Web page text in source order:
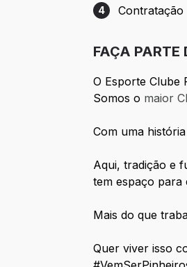
Etapa 4:
4 Contratação
FAÇA PARTE
O Esporte Clube
Somos o maior
Com uma
Aqui, tradição e
tem espaço
Mais do que
Quer viver isso